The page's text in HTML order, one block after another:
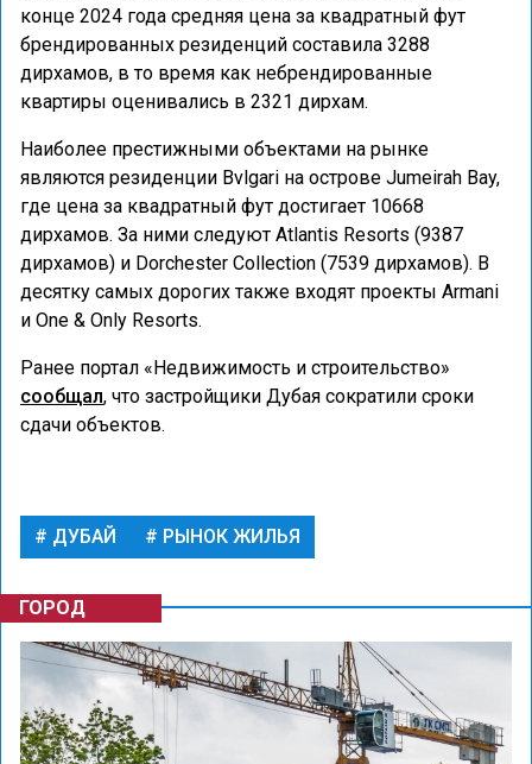
конце 2024 года средняя цена за квадратный фут
брендированных резиденций составила 3288
дирхамов, в то время как небрендированные
квартиры оценивались в 2321 дирхам.
Наиболее престижными объектами на рынке
являются резиденции Bvlgari на острове Jumeirah Bay,
где цена за квадратный фут достигает 10668
дирхамов. За ними следуют Atlantis Resorts (9387
дирхамов) и Dorchester Collection (7539 дирхамов). В
десятку самых дорогих также входят проекты Armani
и One & Only Resorts.
Ранее портал «Недвижимость и строительство»
сообщал, что застройщики Дубая сократили сроки
сдачи объектов.
ДУБАЙ РЫНОК ЖИЛЬЯ
ГОРОД